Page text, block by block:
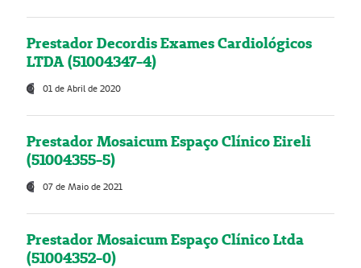
Prestador Decordis Exames Cardiológicos
LTDA (51004347-4)
01 de Abril de 2020
Prestador Mosaicum Espaço Clínico Eireli
(51004355-5)
07 de Maio de 2021
Prestador Mosaicum Espaço Clínico Ltda
(51004352-0)